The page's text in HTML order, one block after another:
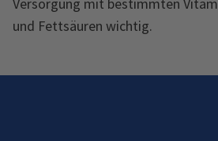
und Fettsäuren wichtig.